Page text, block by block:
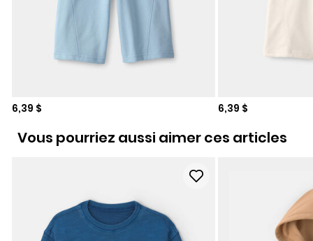
Prix de solde
6,39 $ Prix de solde
6,39 $
Vous pourriez aussi aimer ces articles